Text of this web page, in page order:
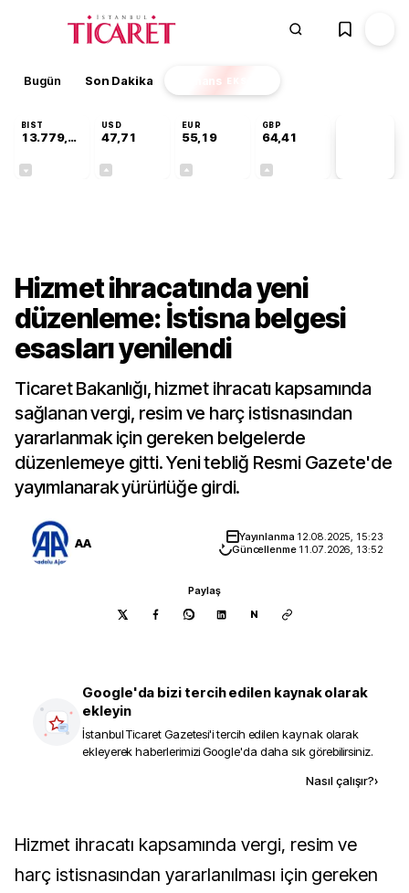
Bugün Son Dakika Finans EKSTRA
BIST
13.779,39
USD
47,71
EUR
55,19
GBP
64,41
Hizmet ihracatında yeni
düzenleme: İstisna belgesi
esasları yenilendi
Ticaret Bakanlığı, hizmet ihracatı kapsamında
sağlanan vergi, resim ve harç istisnasından
yararlanmak için gereken belgelerde
düzenlemeye gitti. Yeni tebliğ Resmi Gazete'de
yayımlanarak yürürlüğe girdi.
AA Yayınlanma 12.08.2025, 15:23
Güncellenme 11.07.2026, 13:52
Paylaş
N
Google'da bizi tercih edilen kaynak olarak
ekleyin
İstanbul Ticaret Gazetesi'i tercih edilen kaynak olarak
ekleyerek haberlerimizi Google'da daha sık görebilirsiniz.
Nasıl çalışır?›
Hizmet ihracatı kapsamında vergi, resim ve
harç istisnasından yararlanılması için gereken